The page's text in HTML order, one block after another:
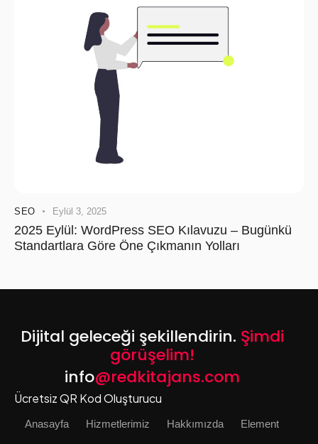
SEO Eylül 3, 2025
2025 Eylül: WordPress SEO Kılavuzu – Bugünkü
Standartlara Göre Öne Çıkmanın Yolları
Dijital geleceği şekillendirin. Şimdi
görüşelim!
info@redkitajans.com
Ücretsiz QR Kod Oluşturucu
Anasayfa Hizmetlerimiz Hakkımızda Element